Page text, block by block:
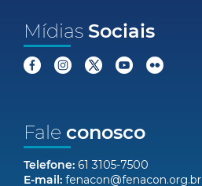
Mídias Sociais
Fale conosco
Telefone: 61 3105-7500
E-mail: fenacon@fenacon.org.br